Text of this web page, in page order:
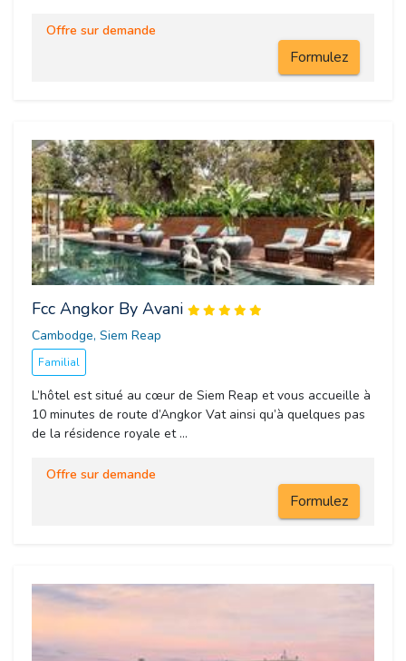
Offre sur demande
Formulez
Fcc Angkor By Avani
Cambodge, Siem Reap
Familial
L’hôtel est situé au cœur de Siem Reap et vous accueille à
10 minutes de route d’Angkor Vat ainsi qu’à quelques pas
de la résidence royale et ...
Offre sur demande
Formulez